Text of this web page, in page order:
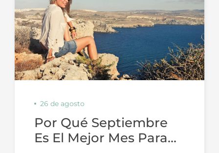
26 de agosto
Por Qué Septiembre
Es El Mejor Mes Para